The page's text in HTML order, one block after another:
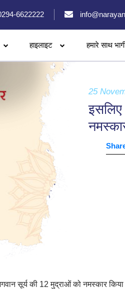
6622222
हाइलाइट हमारे साथ
25
इसलिए
सूर्य की 12 मुद्राओं को नमस्कार